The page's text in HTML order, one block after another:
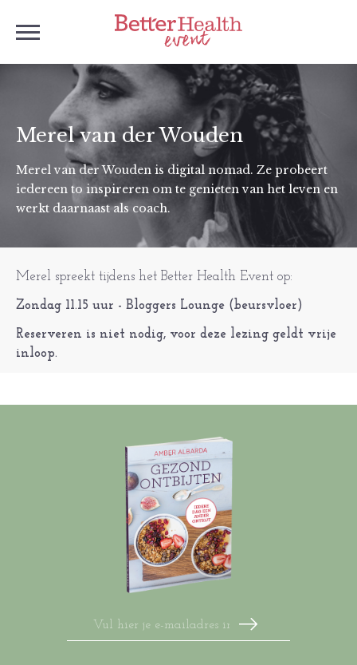
Merel van der Wouden
Merel van der Wouden is digital nomad. Ze probeert
iedereen to inspireren om te genieten van het leven en
werkt daarnaast als coach.
Merel spreekt tijdens het Better Health Event op:
Zondag 11.15 uur - Bloggers Lounge (beursvloer)
Reserveren is niet nodig, voor deze lezing geldt vrije
inloop.